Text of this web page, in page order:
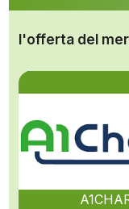
l'offerta del